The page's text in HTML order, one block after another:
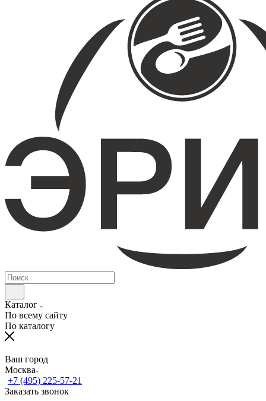
Каталог
По всему сайту
По каталогу
Ваш город
Москва
+7 (495) 225-57-21
Заказать звонок